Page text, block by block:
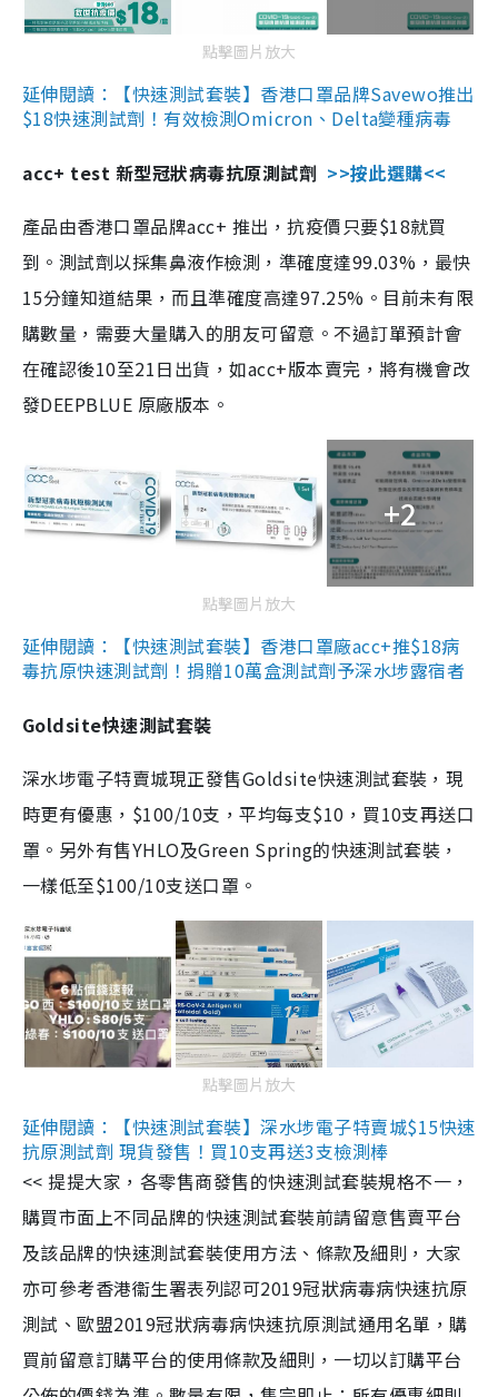
點擊圖片放大
延伸閱讀：【快速測試套裝】香港口罩品牌Savewo推出
$18快速測試劑！有效檢測Omicron、Delta變種病毒
acc+ test 新型冠狀病毒抗原測試劑 >>按此選購<<
產品由香港口罩品牌acc+ 推出，抗疫價只要$18就買
到。測試劑以採集鼻液作檢測，準確度達99.03%，最快
15分鐘知道結果，而且準確度高達97.25%。目前未有限
購數量，需要大量購入的朋友可留意。不過訂單預計會
在確認後10至21日出貨，如acc+版本賣完，將有機會改
發DEEPBLUE 原廠版本。
+2
點擊圖片放大
延伸閱讀：【快速測試套裝】香港口罩廠acc+推$18病
毒抗原快速測試劑！捐贈10萬盒測試劑予深水埗露宿者
Goldsite快速測試套裝
深水埗電子特賣城現正發售Goldsite快速測試套裝，現
時更有優惠，$100/10支，平均每支$10，買10支再送口
罩。另外有售YHLO及Green Spring的快速測試套裝，
一樣低至$100/10支送口罩。
點擊圖片放大
延伸閱讀：【快速測試套裝】深水埗電子特賣城$15快速
抗原測試劑 現貨發售！買10支再送3支檢測棒
<< 提提大家，各零售商發售的快速測試套裝規格不一，
購買市面上不同品牌的快速測試套裝前請留意售賣平台
及該品牌的快速測試套裝使用方法、條款及細則，大家
亦可參考香港衞生署表列認可2019冠狀病毒病快速抗原
測試、歐盟2019冠狀病毒病快速抗原測試通用名單，購
買前留意訂購平台的使用條款及細則，一切以訂購平台